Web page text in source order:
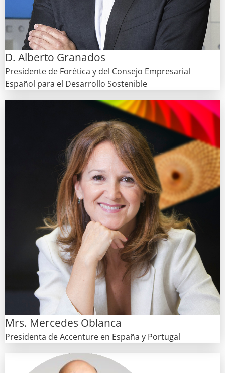
D. Alberto Granados
Presidente de Forética y del Consejo Empresarial
Español para el Desarrollo Sostenible
Mrs. Mercedes Oblanca
Presidenta de Accenture en España y Portugal